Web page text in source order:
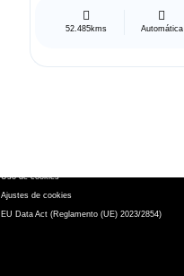
52.485kms Automática
Uso de cookies
Ajustes de cookies
EU Data Act (Reglamento (UE) 2023/2854)